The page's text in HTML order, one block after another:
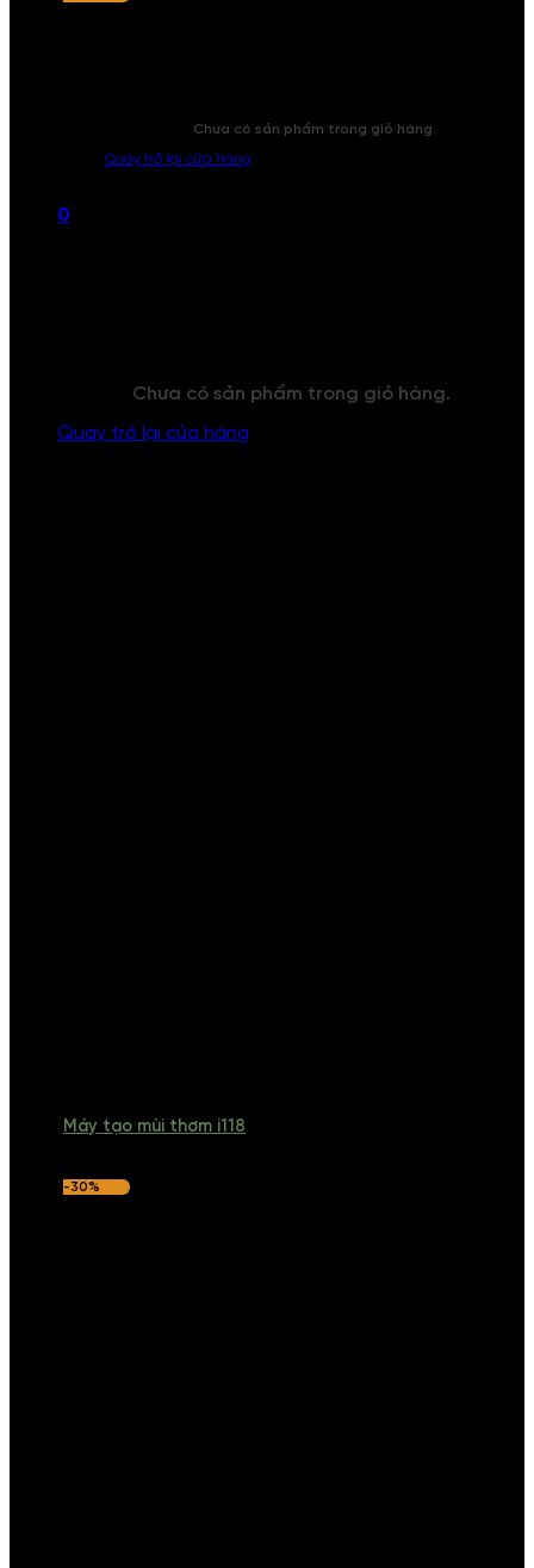
Chưa có sản phẩm trong giỏ hàng.
Quay trở lại cửa hàng
0
Chưa có sản phẩm trong giỏ hàng.
Quay trở lại cửa hàng
Máy tạo mùi thơm i118
-30%